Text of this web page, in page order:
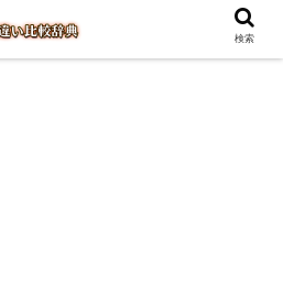
検索